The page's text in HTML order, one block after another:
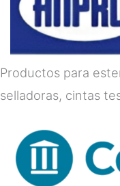
Productos para
selladoras, cintas